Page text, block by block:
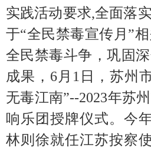
实践活动要求,全面落
于“全民禁毒宣传月”
全民禁毒斗争，巩固
成果，6月1日，苏州
无毒江南”--2023年苏
响乐团授牌仪式。今
林则徐就任江苏按察